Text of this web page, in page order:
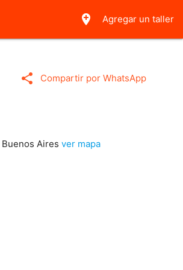
add_location Agregar un taller
share Compartir por WhatsApp
Buenos Airesver mapa